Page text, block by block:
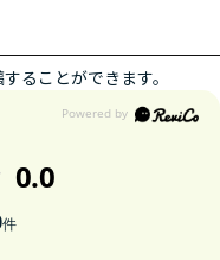
ることができます。
0.0
件